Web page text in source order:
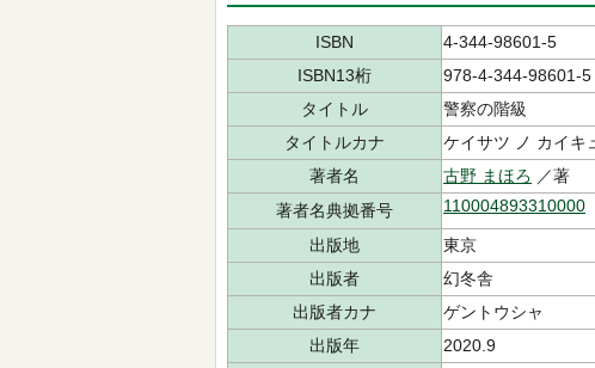
ISBN
4-344-98601-5
ISBN13桁
978-4-344-98601-5
タイトル
警察の階級
タイトルカナ
ケイサツ ノ カイキ
著者名
古野 まほろ ／著
著者名典拠番号
110004893310000
出版地
東京
出版者
幻冬舎
出版者カナ
ゲントウシャ
出版年
2020.9